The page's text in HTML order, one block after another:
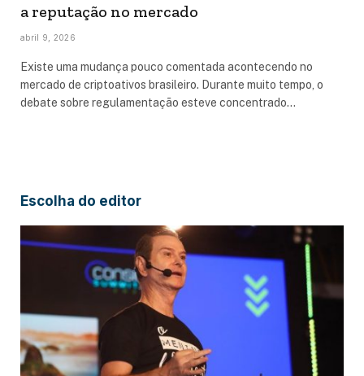
a reputação no mercado
abril 9, 2026
Existe uma mudança pouco comentada acontecendo no
mercado de criptoativos brasileiro. Durante muito tempo, o
debate sobre regulamentação esteve concentrado…
Escolha do editor